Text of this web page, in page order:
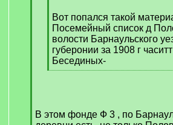
q
]
Вот попался такой
Посемейный список д
волости Барнаульского
губеронии за 1908 г
Бесединых-
[
В этом фонде Ф 3 , по